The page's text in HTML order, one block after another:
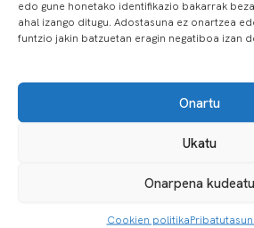
edo gune honetako identifikazio bakarrak
ahal izango ditugu. Adostasuna ez onartzea
funtzio jakin batzuetan eragin negatiboa izan
Onartu
Ukatu
Onarpena kudeatu
Cookien politika